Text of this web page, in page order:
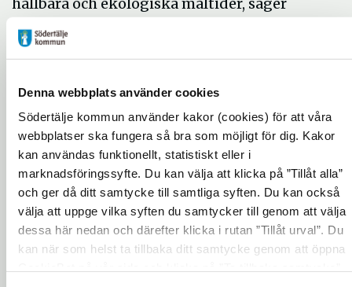
Denna webbplats använder cookies
Södertälje kommun använder kakor (cookies) för att våra
webbplatser ska fungera så bra som möjligt för dig. Kakor
kan användas funktionellt, statistiskt eller i
marknadsföringssyfte. Du kan välja att klicka på ”Tillåt alla”
och ger då ditt samtycke till samtliga syften. Du kan också
välja att uppge vilka syften du samtycker till genom att välja
dessa här nedan och därefter klicka i rutan ”Tillåt urval”. Du
kan när som helst ta tillbaka ditt samtycke genom att öppna
Roswitha Rieder, rektor på Vuxenutbildningen
i Södertälje kommun.
Sara Jervfors, sitter i ledningsgruppen och
arbetar tillsammans med Folkuniversitet för
att kvalitetssäkra utbildningen.
– Spetskompetens inom ekologi och
hållbarhet är en stor bristvara i våra kök - både
inom den privata och inom den offentliga
måltidssektorn, så det känns fantastiskt att
den här utbildningen startar nu, säger Sara